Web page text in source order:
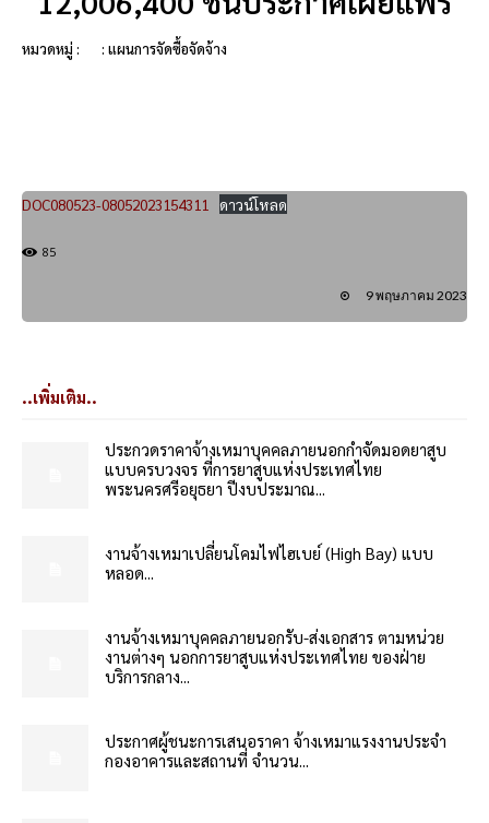
หมวดหมู่ : : แผนการจัดซื้อจัดจ้าง
DOC080523-08052023154311 ดาวน์โหลด
85
9 พฤษภาคม 2023
..เพิ่มเติม..
ประกวดราคาจ้างเหมาบุคคลภายนอกกำจัดมอดยาสูบ
แบบครบวงจร ที่การยาสูบแห่งประเทศไทย
พระนครศรีอยุธยา ปีงบประมาณ...
งานจ้างเหมาเปลี่ยนโคมไฟไฮเบย์ (High Bay) แบบ
หลอด...
งานจ้างเหมาบุคคลภายนอกรับ-ส่งเอกสาร ตามหน่วย
งานต่างๆ นอกการยาสูบแห่งประเทศไทย ของฝ่าย
บริการกลาง...
ประกาศผู้ชนะการเสนอราคา จ้างเหมาแรงงานประจำ
กองอาคารและสถานที่ จำนวน...